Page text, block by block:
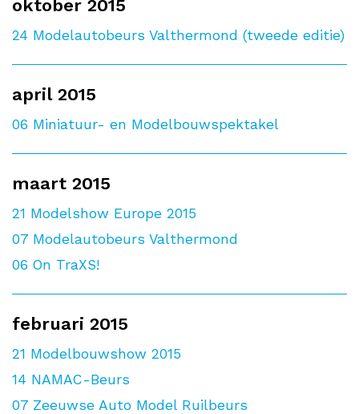
oktober 2015
24 Modelautobeurs Valthermond (tweede editie)
april 2015
06 Miniatuur- en Modelbouwspektakel
maart 2015
21 Modelshow Europe 2015
07 Modelautobeurs Valthermond
06 On TraXS!
februari 2015
21 Modelbouwshow 2015
14 NAMAC-Beurs
07 Zeeuwse Auto Model Ruilbeurs